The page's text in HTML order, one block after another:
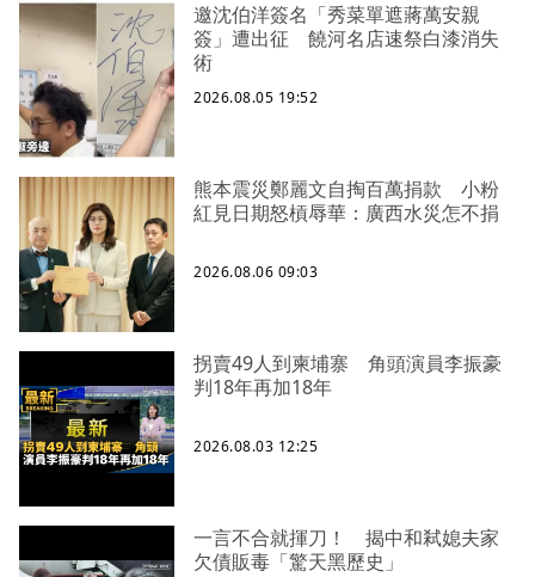
邀沈伯洋簽名「秀菜單遮蔣萬安親
簽」遭出征 饒河名店速祭白漆消失
術
2026.08.05 19:52
熊本震災鄭麗文自掏百萬捐款 小粉
紅見日期怒槓辱華：廣西水災怎不捐
2026.08.06 09:03
拐賣49人到柬埔寨 角頭演員李振豪
判18年再加18年
2026.08.03 12:25
一言不合就揮刀！ 揭中和弒媳夫家
欠債販毒「驚天黑歷史」